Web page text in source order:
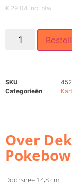
€ 29,04 incl btw
SKU
Categorieën
Over
Doorsnee 14,8 cm